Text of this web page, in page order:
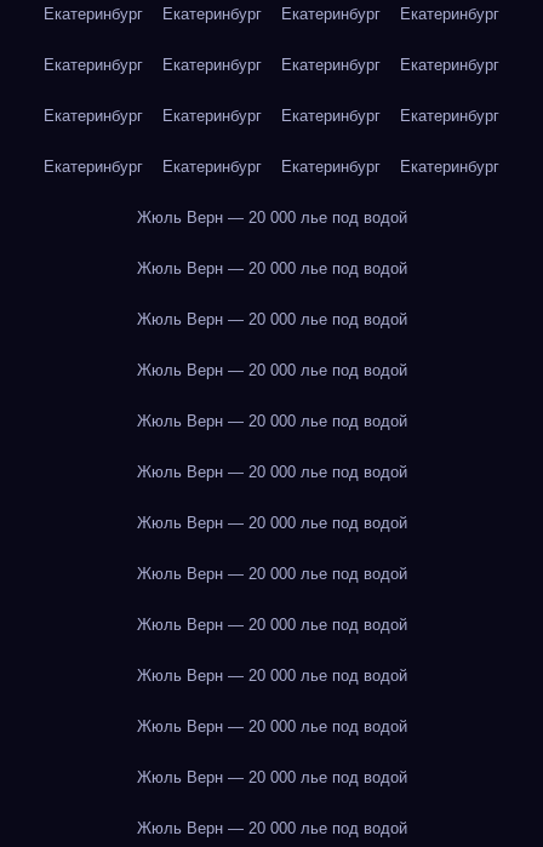
Екатеринбург Екатеринбург Екатеринбург Екатеринбург
Екатеринбург Екатеринбург Екатеринбург Екатеринбург
Екатеринбург Екатеринбург Екатеринбург Екатеринбург
Екатеринбург Екатеринбург Екатеринбург Екатеринбург
Жюль Верн — 20 000 лье под водой
Жюль Верн — 20 000 лье под водой
Жюль Верн — 20 000 лье под водой
Жюль Верн — 20 000 лье под водой
Жюль Верн — 20 000 лье под водой
Жюль Верн — 20 000 лье под водой
Жюль Верн — 20 000 лье под водой
Жюль Верн — 20 000 лье под водой
Жюль Верн — 20 000 лье под водой
Жюль Верн — 20 000 лье под водой
Жюль Верн — 20 000 лье под водой
Жюль Верн — 20 000 лье под водой
Жюль Верн — 20 000 лье под водой